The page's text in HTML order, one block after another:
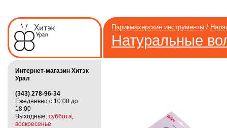
Парикмахерские инструменты/
Натуральные
Интернет-магазин Хитэк
Урал
(343) 278-96-34
Ежедневно с 10:00 до
18:00
Выходные: суббота
воскресенье